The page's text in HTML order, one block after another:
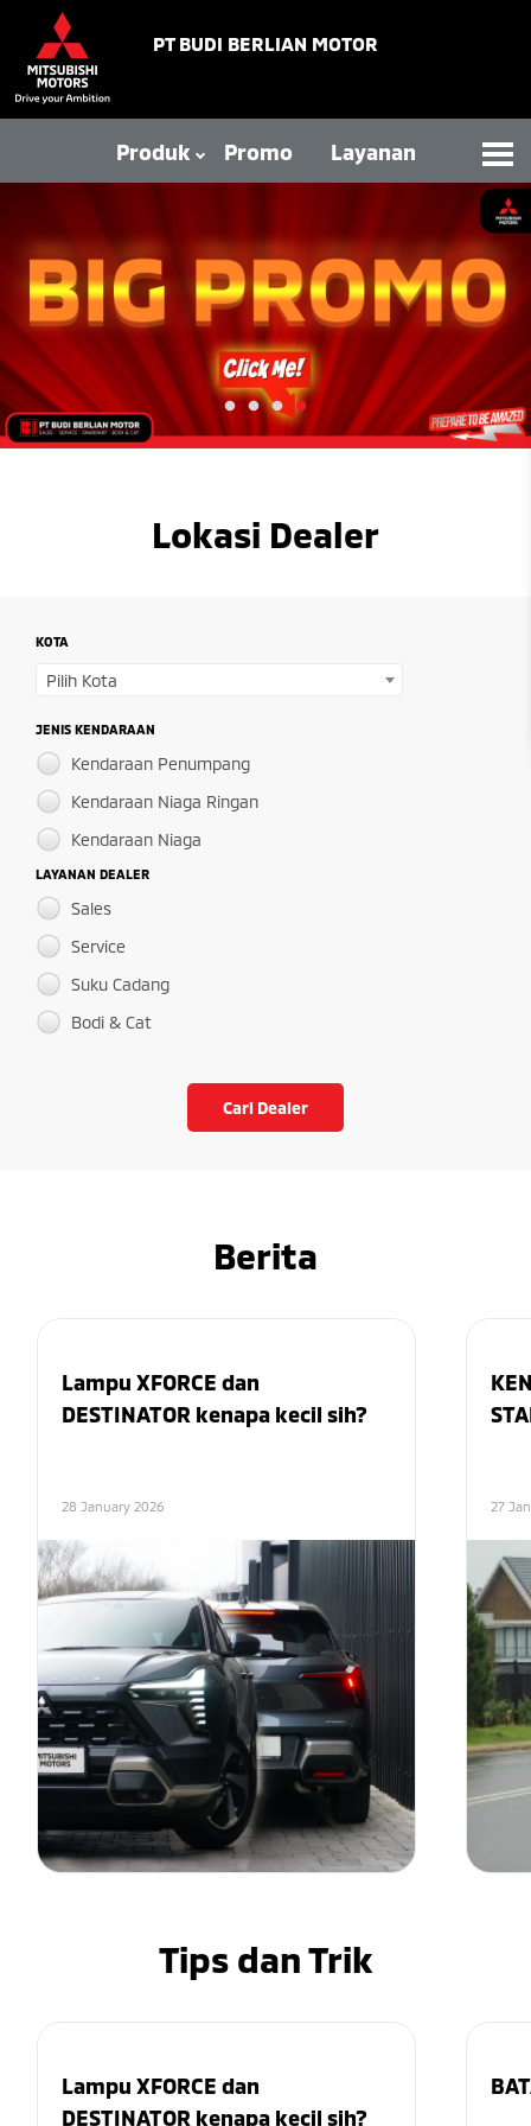
PT BUDI BERLIAN MOTOR
Produk Promo Layanan
Lokasi Dealer
KOTA
Pilih Kota
JENIS KENDARAAN
Kendaraan Penumpang
Kendaraan Niaga Ringan
Kendaraan Niaga
LAYANAN DEALER
Sales
Service
Suku Cadang
Bodi & Cat
Cari Dealer
Berita
Lampu XFORCE dan
DESTINATOR kenapa kecil sih?
28 January 2026 27
Tips dan Trik
Lampu XFORCE dan
DESTINATOR kenapa kecil sih?